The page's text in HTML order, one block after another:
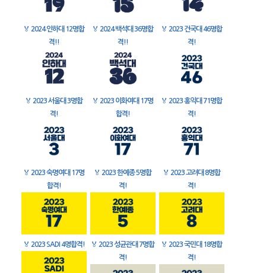
🏅 2024 인하대 12명합
격!!
🏅 2024 백석대 36명합
격!!
🏅 2023 건국대 46명합
격!
🏅 2023 서울대 3명합
격!
🏅 2023 이화여대 17명
합격!
🏅 2023 홍익대 71명합
격!
🏅 2023 숙명여대 17명
합격!
🏅 2023 한예종 5명합
격!
🏅 2023 고려대 8명합
격!
🏅 2023 SADI 4명합격! 🏅 2023 성균관대 7명합
격!
🏅 2023 국민대 18명합
격!